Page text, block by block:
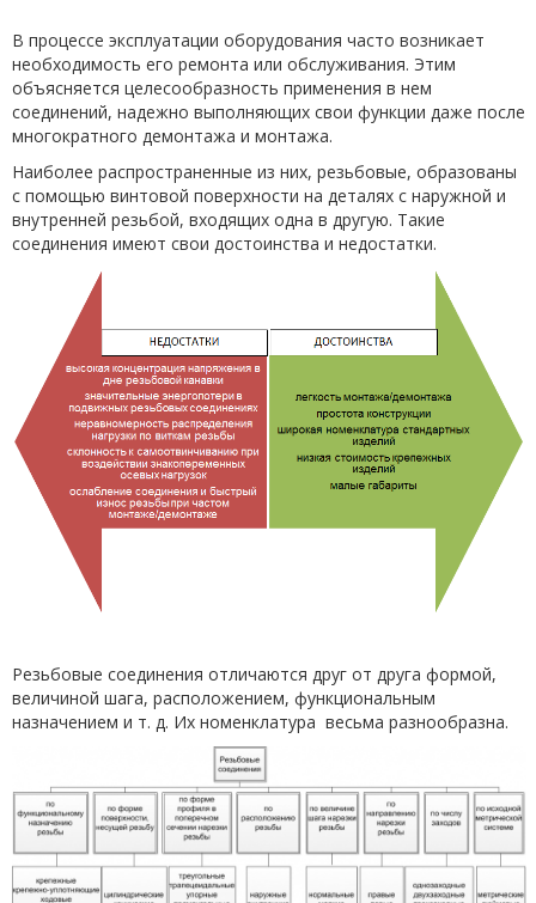
В процессе эксплуатации оборудования часто возникает
необходимость его ремонта или обслуживания. Этим
объясняется целесообразность применения в нем
соединений, надежно выполняющих свои функции даже после
многократного демонтажа и монтажа.
Наиболее распространенные из них, резьбовые, образованы
с помощью винтовой поверхности на деталях с наружной и
внутренней резьбой, входящих одна в другую. Такие
соединения имеют свои достоинства и недостатки.
Резьбовые соединения отличаются друг от друга формой,
величиной шага, расположением, функциональным
назначением и т. д. Их номенклатура весьма разнообразна.